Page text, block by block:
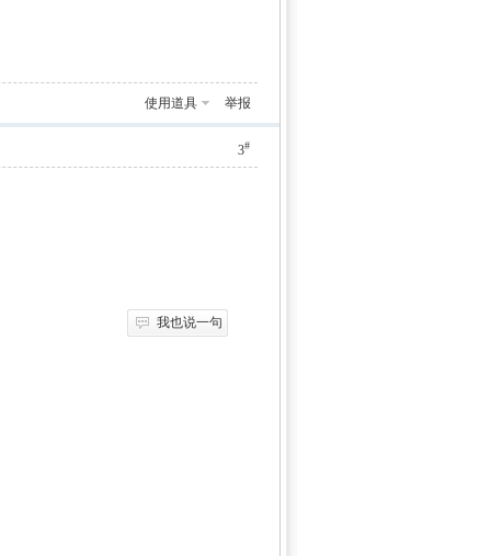
使用道具 举报
3#
我也说一句